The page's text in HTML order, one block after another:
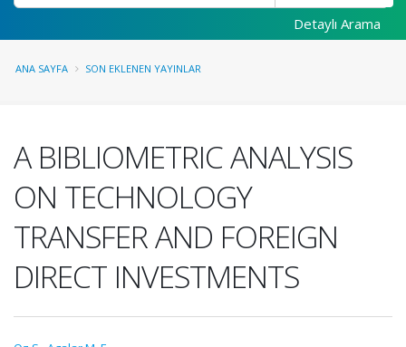
Detaylı Arama
ANA SAYFA SON EKLENEN YAYINLAR
A BIBLIOMETRIC ANALYSIS
ON TECHNOLOGY
TRANSFER AND FOREIGN
DIRECT INVESTMENTS